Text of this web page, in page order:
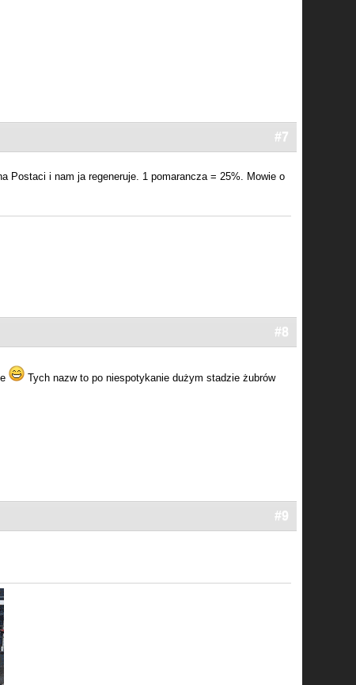
#7
Postaci i nam ja regeneruje. 1 pomarancza = 25%. Mowie o
#8
Tych nazw to po niespotykanie dużym stadzie żubrów
#9